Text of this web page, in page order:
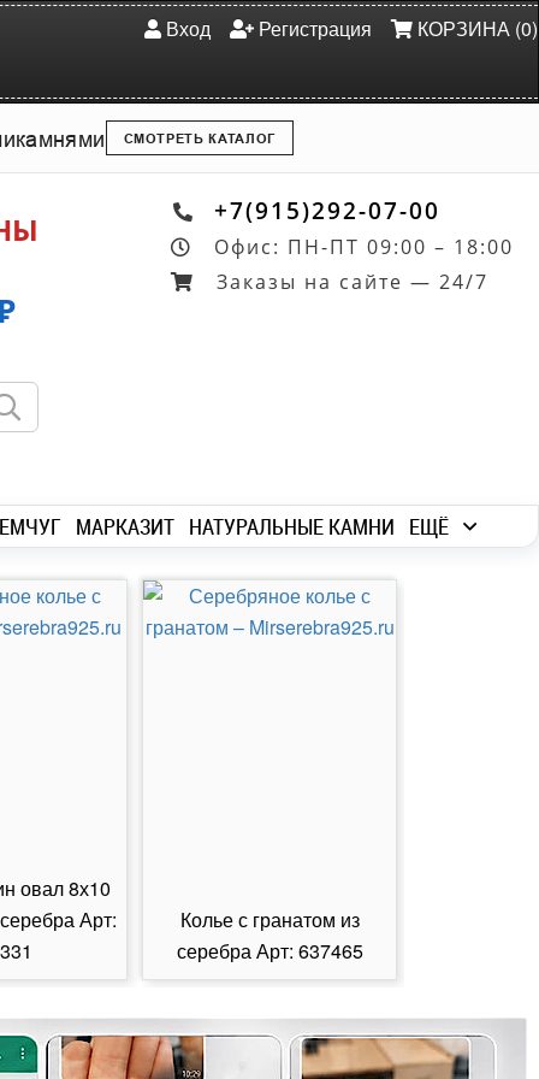
Вход Регистрация КОРЗИНА (0)
камнями СМОТРЕТЬ КАТАЛОГ
+7(915)292-07-00
Офис: ПН-ПТ 09:00 – 18:00
Заказы на сайте — 24/7
МАРКАЗИТ НАТУРАЛЬНЫЕ КАМНИ ЕЩЁ
овал 8х10
Арт:
Колье с гранатом из
серебра Арт: 637465